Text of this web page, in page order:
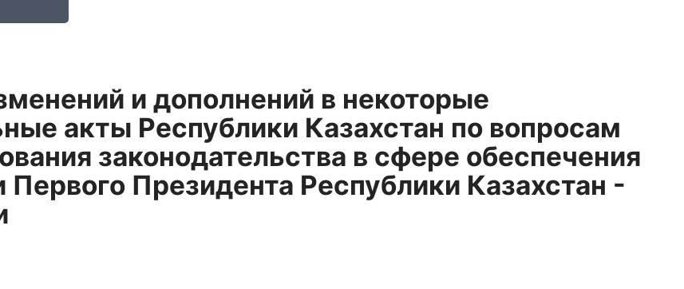
и дополнений в некоторые
акты Республики Казахстан по вопросам
законодательства в сфере обеспечения
Первого Президента Республики Казахстан -